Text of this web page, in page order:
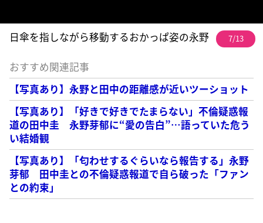
日傘を指しながら移動するおかっぱ姿の永野 7/13
おすすめ関連記事
【写真あり】永野と田中の距離感が近いツーショット
【写真あり】「好きで好きでたまらない」不倫疑惑報
道の田中圭 永野芽郁に“愛の告白”…語っていた危う
い結婚観
【写真あり】「匂わせするぐらいなら報告する」永野
芽郁 田中圭との不倫疑惑報道で自ら破った「ファン
との約束」